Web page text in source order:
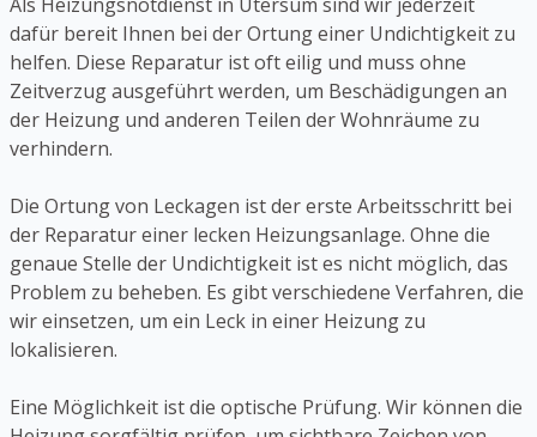
dafür bereit Ihnen bei der Ortung einer Undichtigkeit zu
helfen. Diese Reparatur ist oft eilig und muss ohne
Zeitverzug ausgeführt werden, um Beschädigungen an
der Heizung und anderen Teilen der Wohnräume zu
verhindern.
Die Ortung von Leckagen ist der erste Arbeitsschritt bei
der Reparatur einer lecken Heizungsanlage. Ohne die
genaue Stelle der Undichtigkeit ist es nicht möglich, das
Problem zu beheben. Es gibt verschiedene Verfahren, die
wir einsetzen, um ein Leck in einer Heizung zu
lokalisieren.
Eine Möglichkeit ist die optische Prüfung. Wir können die